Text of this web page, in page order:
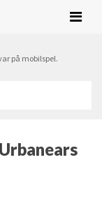
på mobilspel.